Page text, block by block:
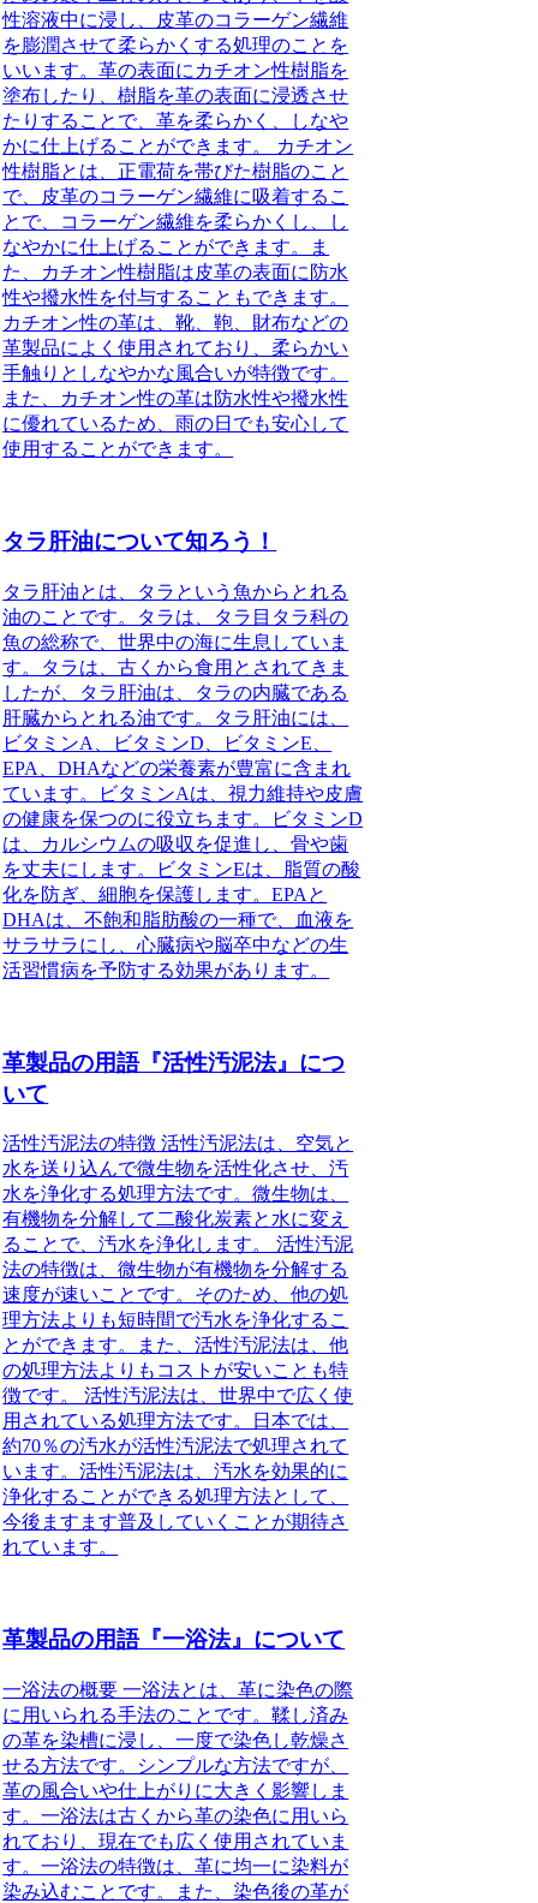
性溶液中に浸し、皮革のコラーゲン繊維
を膨潤させて柔らかくする処理のことを
いいます。革の表面にカチオン性樹脂を
塗布したり、樹脂を革の表面に浸透させ
たりすることで、革を柔らかく、しなや
かに仕上げることができます。 カチオン
性樹脂とは、正電荷を帯びた樹脂のこと
で、皮革のコラーゲン繊維に吸着するこ
とで、コラーゲン繊維を柔らかくし、し
なやかに仕上げることができます。ま
た、カチオン性樹脂は皮革の表面に防水
性や撥水性を付与することもできます。
カチオン性の革は、靴、鞄、財布などの
革製品によく使用されており、柔らかい
手触りとしなやかな風合いが特徴です。
また、カチオン性の革は防水性や撥水性
に優れているため、雨の日でも安心して
使用することができます。
タラ肝油について知ろう！
タラ肝油とは、タラという魚からとれる
油のことです。タラは、タラ目タラ科の
魚の総称で、世界中の海に生息していま
す。タラは、古くから食用とされてきま
したが、タラ肝油は、タラの内臓である
肝臓からとれる油です。タラ肝油には、
ビタミンA、ビタミンD、ビタミンE、
EPA、DHAなどの栄養素が豊富に含まれ
ています。ビタミンAは、視力維持や皮膚
の健康を保つのに役立ちます。ビタミンD
は、カルシウムの吸収を促進し、骨や歯
を丈夫にします。ビタミンEは、脂質の酸
化を防ぎ、細胞を保護します。EPAと
DHAは、不飽和脂肪酸の一種で、血液を
サラサラにし、心臓病や脳卒中などの生
活習慣病を予防する効果があります。
革製品の用語『活性汚泥法』につ
いて
活性汚泥法の特徴 活性汚泥法は、空気と
水を送り込んで微生物を活性化させ、汚
水を浄化する処理方法です。微生物は、
有機物を分解して二酸化炭素と水に変え
ることで、汚水を浄化します。 活性汚泥
法の特徴は、微生物が有機物を分解する
速度が速いことです。そのため、他の処
理方法よりも短時間で汚水を浄化するこ
とができます。また、活性汚泥法は、他
の処理方法よりもコストが安いことも特
徴です。 活性汚泥法は、世界中で広く使
用されている処理方法です。日本では、
約70％の汚水が活性汚泥法で処理されて
います。活性汚泥法は、汚水を効果的に
浄化することができる処理方法として、
今後ますます普及していくことが期待さ
れています。
革製品の用語『一浴法』について
一浴法の概要 一浴法とは、革に染色の際
に用いられる手法のことです。鞣し済み
の革を染槽に浸し、一度で染色し乾燥さ
せる方法です。シンプルな方法ですが、
革の風合いや仕上がりに大きく影響しま
す。一浴法は古くから革の染色に用いら
れており、現在でも広く使用されていま
す。一浴法の特徴は、革に均一に染料が
染み込むことです。また、染色後の革が